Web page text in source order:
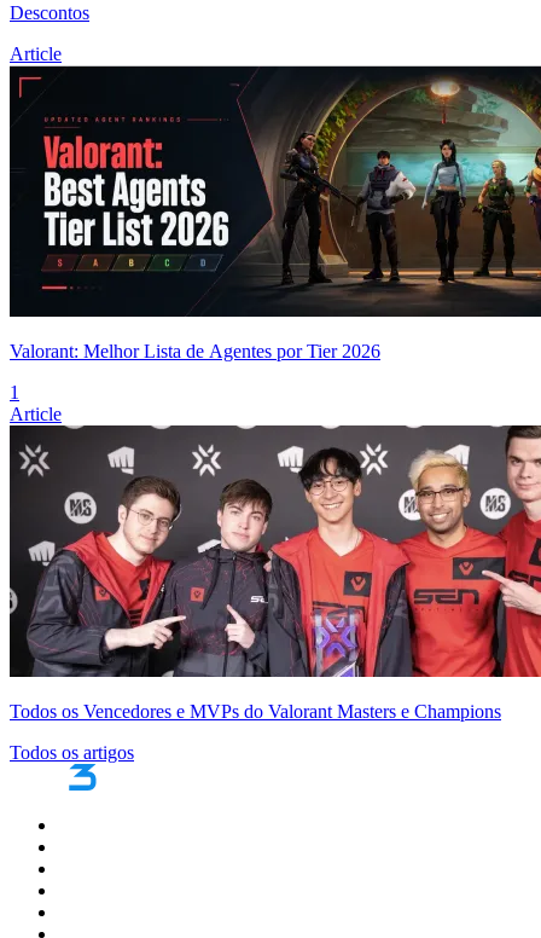
Descontos
Article
Valorant: Melhor Lista de Agentes por Tier 2026
1
Article
Todos os Vencedores e MVPs do Valorant Masters e Champions
Todos os artigos